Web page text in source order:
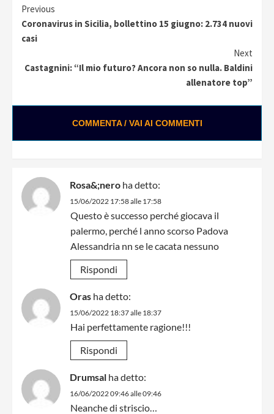
Continue
Reading
Previous
Coronavirus in Sicilia, bollettino 15 giugno: 2.734 nuovi
casi
Next
Castagnini: “Il mio futuro? Ancora non so nulla. Baldini
allenatore top”
COMMENTA / VAI AI COMMENTI
Rosa&;nero ha detto:
15/06/2022 17:58 alle 17:58
Questo è successo perché giocava il
palermo, perché l anno scorso Padova
Alessandria nn se le cacata nessuno
Rispondi
Oras ha detto:
15/06/2022 18:37 alle 18:37
Hai perfettamente ragione!!!
Rispondi
Drumsal ha detto:
16/06/2022 09:46 alle 09:46
Neanche di striscio…